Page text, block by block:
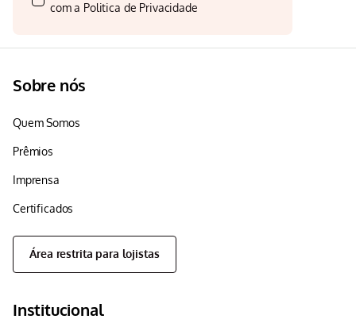
com a Politica de Privacidade
Sobre nós
Quem Somos
Prêmios
Imprensa
Certificados
Área restrita para lojistas
Institucional